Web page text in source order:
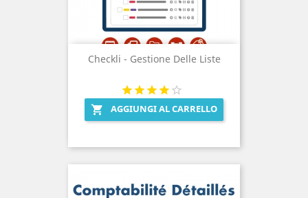
Checkli - Gestione Delle Liste
 AGGIUNGI AL CARRELLO